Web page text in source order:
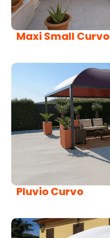
Maxi Small Curvo
Pluvio Curvo